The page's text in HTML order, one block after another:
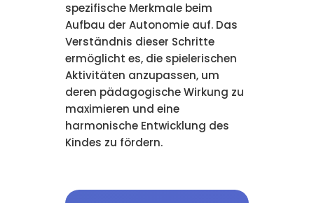
spezifische Merkmale beim
Aufbau der Autonomie auf. Das
Verständnis dieser Schritte
ermöglicht es, die spielerischen
Aktivitäten anzupassen, um
deren pädagogische Wirkung zu
maximieren und eine
harmonische Entwicklung des
Kindes zu fördern.